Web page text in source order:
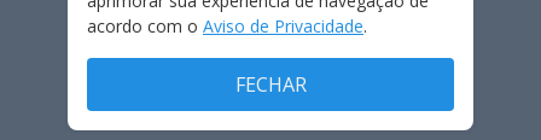
TERMOS E CONDIÇÕES DE USO
acordo com o Aviso de Privacidade.
FECHAR